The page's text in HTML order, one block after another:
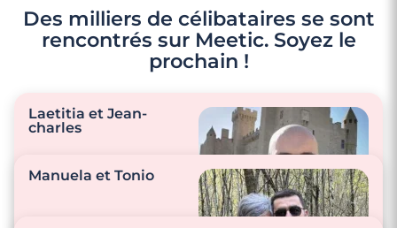
Des milliers de célibataires se sont
rencontrés sur Meetic. Soyez le
prochain !
Laetitia et Jean-
charles
Manuela et Tonio